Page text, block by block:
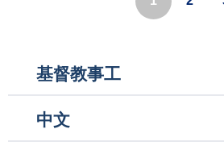
目
Main
navigation
基督教事工
中文